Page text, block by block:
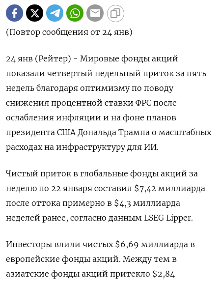
(Повтор сообщения от 24 янв)
24 янв (Рейтер) - Мировые фонды акций
показали четвертый недельный приток за пять
недель благодаря оптимизму по поводу
снижения процентной ставки ФРС после
ослабления инфляции и на фоне планов
президента США Дональда Трампа о масштабных
расходах на инфраструктуру для ИИ.
Чистый приток в глобальные фонды акций за
неделю по 22 января составил $7,42 миллиарда
после оттока примерно в $4,3 миллиарда
неделей ранее, согласно данным LSEG Lipper.
Инвесторы влили чистых $6,69 миллиарда в
европейские фонды акций. Между тем в
азиатские фонды акций притекло $2,84